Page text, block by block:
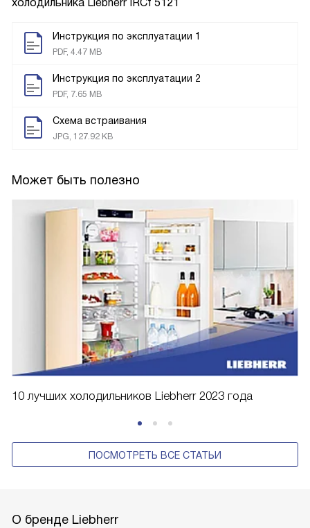
холодильника Liebherr IRCf 5121
Инструкция по эксплуатации 1
PDF, 4.47 MB
Инструкция по эксплуатации 2
PDF, 7.65 MB
Схема встраивания
JPG, 127.92 KB
Может быть полезно
10 лучших холодильников Liebherr 2023 года
ПОСМОТРЕТЬ ВСЕ СТАТЬИ
О бренде Liebherr